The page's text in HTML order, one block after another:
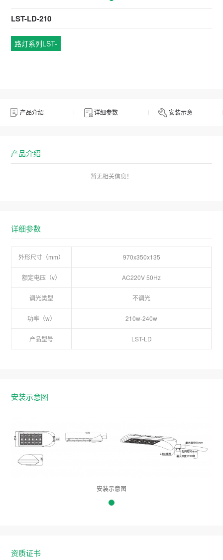
LST-LD-210
路灯系列LST-
产品介绍 详细参数 安装示意
产品介绍
暂无相关信息！
详细参数
外形尺寸（mm） 970x350x135
额定电压（v） AC220V 50Hz
调光类型 不调光
功率（w） 210w-240w
产品型号 LST-LD
安装示意图
安装示意图
资质证书